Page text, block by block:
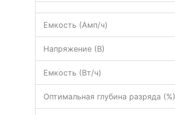
Емкость (Амп/ч)
Напряжение (В)
Емкость (Вт/ч)
Оптимальная глубина разряда (%)